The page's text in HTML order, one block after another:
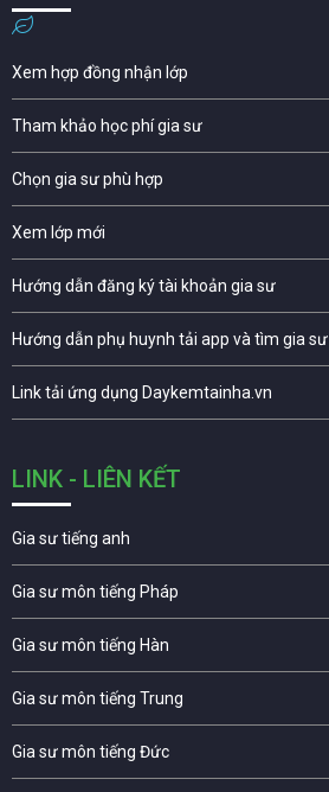
Xem hợp đồng nhận lớp
Tham khảo học phí gia sư
Chọn gia sư phù hợp
Xem lớp mới
Hướng dẫn đăng ký tài khoản gia sư
Hướng dẫn phụ huynh tải app và tìm gia sư
Link tải ứng dụng Daykemtainha.vn
LINK - LIÊN KẾT
Gia sư tiếng anh
Gia sư môn tiếng Pháp
Gia sư môn tiếng Hàn
Gia sư môn tiếng Trung
Gia sư môn tiếng Đức